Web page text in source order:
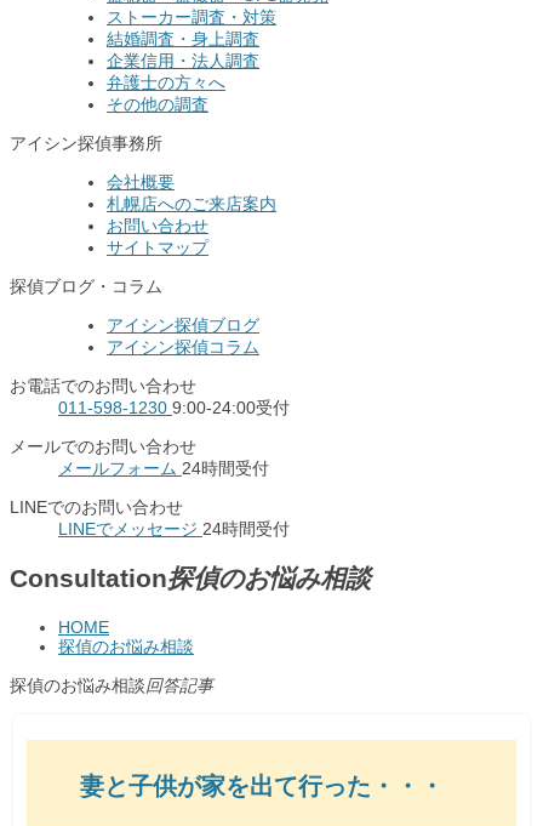
ストーカー調査・対策
結婚調査・身上調査
企業信用・法人調査
弁護士の方々へ
その他の調査
アイシン探偵事務所
会社概要
札幌店へのご来店案内
お問い合わせ
サイトマップ
探偵ブログ・コラム
アイシン探偵ブログ
アイシン探偵コラム
お電話でのお問い合わせ
011-598-1230 9:00-24:00受付
メールでのお問い合わせ
メールフォーム 24時間受付
LINEでのお問い合わせ
LINEでメッセージ 24時間受付
Consultation探偵のお悩み相談
HOME
探偵のお悩み相談
探偵のお悩み相談回答記事
妻と子供が家を出て行った・・・